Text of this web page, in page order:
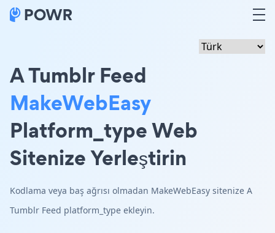
A Tumblr Feed
MakeWebEasy
Platform_type Web
Sitenize Yerleştirin
Kodlama veya baş ağrısı olmadan MakeWebEasy sitenize A
Tumblr Feed platform_type ekleyin.